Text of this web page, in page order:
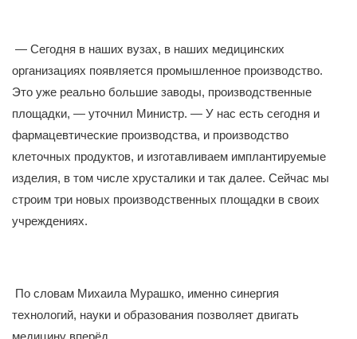
— Сегодня в наших вузах, в наших медицинских
организациях появляется промышленное производство.
Это уже реально большие заводы, производственные
площадки, — уточнил Министр. — У нас есть сегодня и
фармацевтические производства, и производство
клеточных продуктов, и изготавливаем имплантируемые
изделия, в том числе хрусталики и так далее. Сейчас мы
строим три новых производственных площадки в своих
учреждениях.
По словам Михаила Мурашко, именно синергия
технологий, науки и образования позволяет двигать